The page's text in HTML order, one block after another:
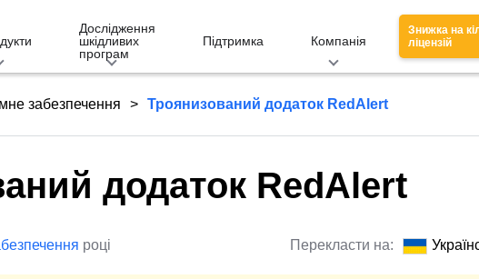
Дослідження
шкідливих
програм
Підтримка Компанія
Знижка на
ліцензій
забезпечення Троянизований додаток RedAlert
додаток RedAlert
році Перекласти на: